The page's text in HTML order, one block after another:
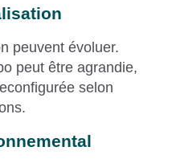
peuvent évoluer.
peut être agrandie,
selon